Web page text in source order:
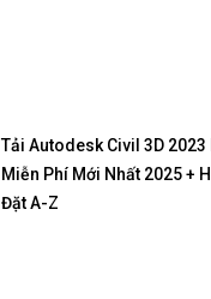
Tải Autodesk Civil 3D
Miễn Phí Mới Nhất 2025 +
Đặt A-Z